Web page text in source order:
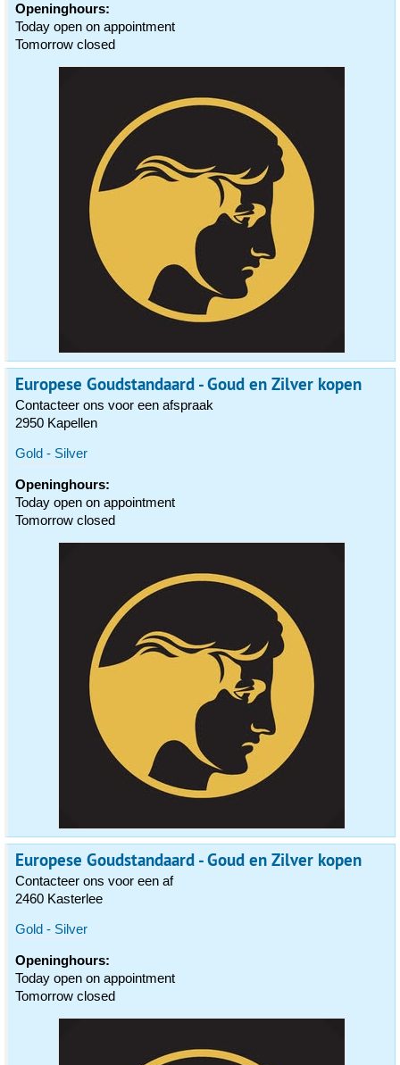
Openinghours:
Today open on appointment
Tomorrow closed
Europese Goudstandaard - Goud en Zilver kopen
Contacteer ons voor een afspraak
2950 Kapellen
Gold - Silver
Openinghours:
Today open on appointment
Tomorrow closed
Europese Goudstandaard - Goud en Zilver kopen
Contacteer ons voor een af
2460 Kasterlee
Gold - Silver
Openinghours:
Today open on appointment
Tomorrow closed